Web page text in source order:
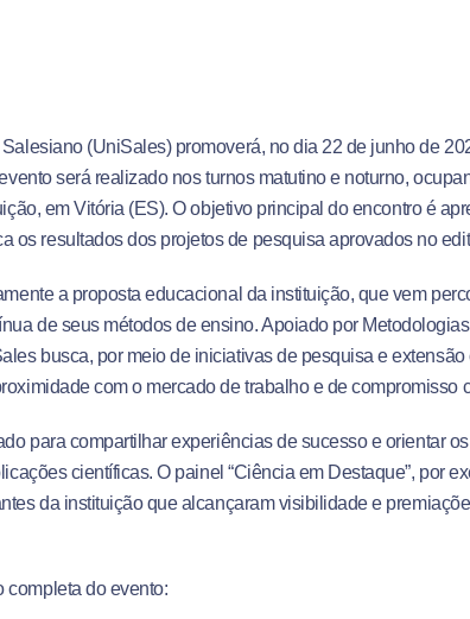
(UniSales) promoverá, no dia 22 de junho de
será realizado nos turnos matutino e noturno,
em Vitória (ES). O objetivo principal do encontro é
os resultados dos projetos de pesquisa aprovados no
a proposta educacional da instituição, que vem
de seus métodos de ensino. Apoiado por
busca, por meio de iniciativas de pesquisa e extensão
com o mercado de trabalho e de compromisso
para compartilhar experiências de sucesso e orientar
científicas. O painel “Ciência em Destaque”, por
da instituição que alcançaram visibilidade e
completa do evento: